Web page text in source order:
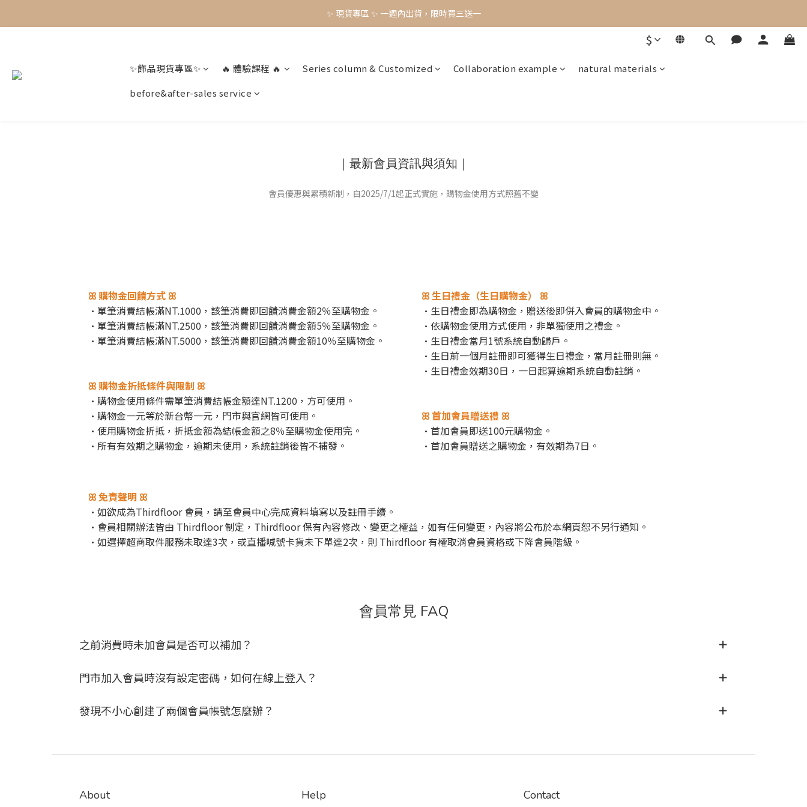
✨ 現貨專區 ✨ 一週內出貨，限時買三送一
✨ 現貨專區 ✨ 一週內出貨，限時買三送一
✨ 現貨專區 ✨ 一週內出貨，限時買三送一
$
✨飾品現貨專區✨ 🔥 體驗課程 🔥 Series column & Customized Collaboration example
natural materials
before&after-sales service
｜最新會員資訊與須知｜
會員優惠與累積新制，自2025/7/1起正式實施，購物金使用方式照舊不變
ꕤ 購物金回饋方式 ꕤ
·單筆消費結帳滿NT.1000，該筆消費即回饋消費金額2％至購物金。
·單筆消費結帳滿NT.2500，該筆消費即回饋消費金額5％至購物金。
·單筆消費結帳滿NT.5000，該筆消費即回饋消費金額10％至購物金。
ꕤ 購物金折抵條件與限制 ꕤ
·購物金使用條件需單筆消費結帳金額達NT.1200，方可使用。
·購物金一元等於新台幣一元，門市與官網皆可使用。
·使用購物金折抵，折抵金額為結帳金額之8％至購物金使用完。
·所有有效期之購物金，逾期未使用，系統註銷後皆不補發。
ꕤ 生日禮金（生日購物金） ꕤ
·生日禮金即為購物金，贈送後即併入會員的購物金中。
·依購物金使用方式使用，非單獨使用之禮金。
·生日禮金當月1號系統自動歸戶。
·生日前一個月註冊即可獲得生日禮金，當月註冊則無。
·生日禮金效期30日，一日起算逾期系統自動註銷。
ꕤ 首加會員贈送禮 ꕤ
·首加會員即送100元購物金。
·首加會員贈送之購物金，有效期為7日。
ꕤ 免責聲明 ꕤ
·如欲成為Thirdfloor 會員，請至會員中心完成資料填寫以及註冊手續。
·會員相關辦法皆由 Thirdfloor 制定，Thirdfloor 保有內容修改、變更之權益，如有任何變更，內容將公布於本網頁恕不另行通知。
·如選擇超商取件服務未取達3次，或直播喊號卡貨未下單達2次，則 Thirdfloor 有權取消會員資格或下降會員階級。
會員常見 FAQ
之前消費時未加會員是否可以補加？
門市加入會員時沒有設定密碼，如何在線上登入？
發現不小心創建了兩個會員帳號怎麼辦？
About Help Contact